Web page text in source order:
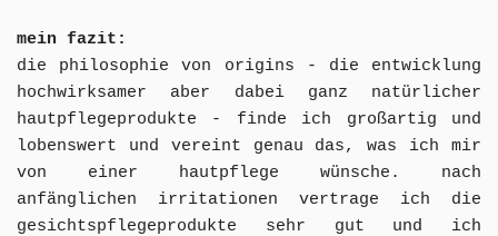
mein fazit:
die philosophie von origins - die entwicklung
hochwirksamer aber dabei ganz natürlicher
hautpflegeprodukte - finde ich großartig und
lobenswert und vereint genau das, was ich mir
von einer hautpflege wünsche. nach
anfänglichen irritationen vertrage ich die
gesichtspflegeprodukte sehr gut und ich